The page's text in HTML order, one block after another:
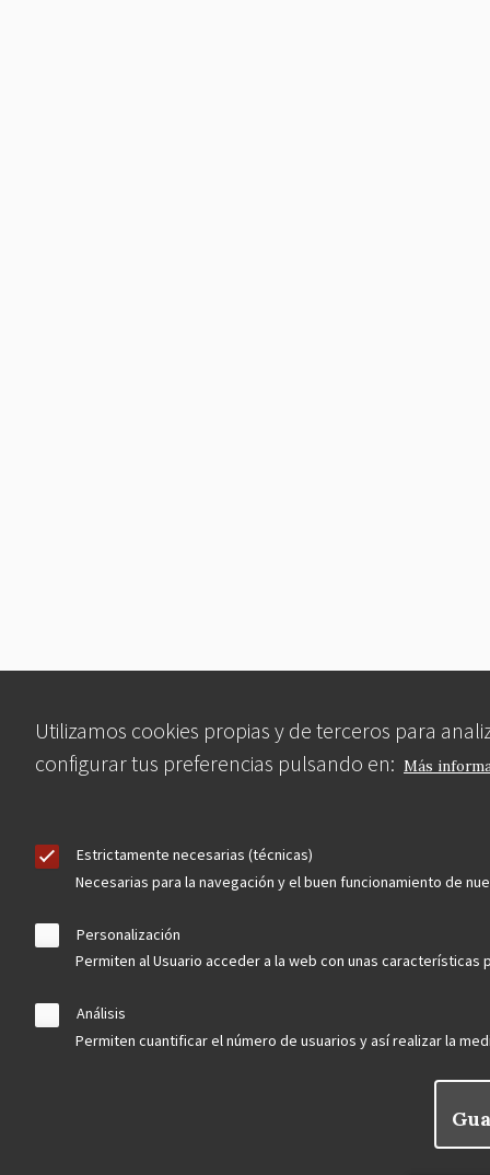
Utilizamos cookies propias y de terceros para
configurar tus preferencias pulsando en: Más
Estrictamente necesarias (técnicas)
Necesarias para la navegación y el buen funcionamiento de
Personalización
Permiten al Usuario acceder a la web con unas
Análisis
Permiten cuantificar el número de usuarios y así realizar la